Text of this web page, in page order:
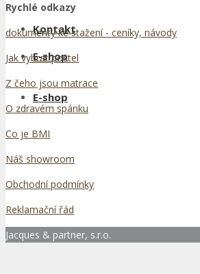
E-shop
Kontakt
E-shop
Rychlé odkazy
dokumenty ke stažení - ceníky, návody
Jak vybrat postel
Z čeho jsou matrace
O zdravém spánku
Co je BMI
Náš showroom
Obchodní podmínky
Reklamační řád
Jacques & partner, s.r.o.